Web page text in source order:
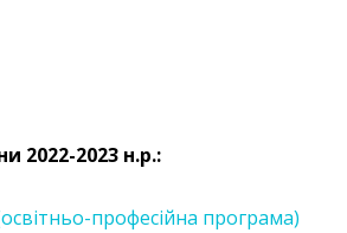
2022-2023 н.р.:
професійна програма)